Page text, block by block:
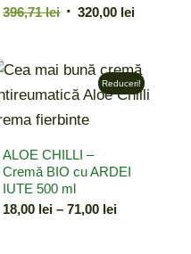
396,71lei Prețul
fost:
396,71 lei.
320,00 leiPrețul
320,00
ALOE CHILLI –
Cremă BIO cu ARDEI
IUTE 500 ml
18,00 lei – 71,00 leiInterval
Reduceri!